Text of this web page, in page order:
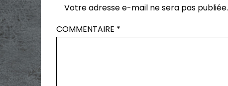
Votre adresse e-mail ne sera pas publiée.
COMMENTAIRE *